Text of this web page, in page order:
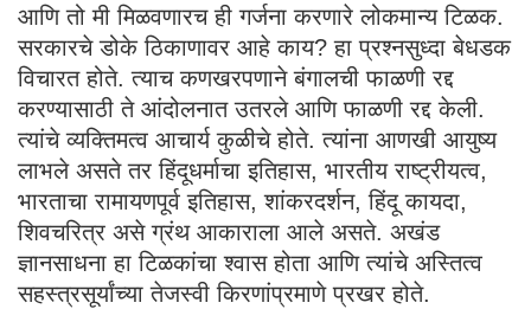
आणि तो मी मिळवणारच ही गर्जना करणारे लोकमान्य टिळक.
सरकारचे डोके ठिकाणावर आहे काय? हा प्रश्‍नसुध्दा बेधडक
विचारत होते. त्याच कणखरपणाने बंगालची फाळणी रद्द
करण्यासाठी ते आंदोलनात उतरले आणि फाळणी र­द्द केली.
त्यांचे व्यक्तिमत्व आचार्य कुळीचे होते. त्यांना आणखी आयुष्य
लाभले असते तर हिंदूधर्माचा इतिहास, भारतीय राष्ट्रीयत्व,
भारताचा रामायणपूर्व इतिहास, शांकरदर्शन, हिंदू कायदा,
शिवचरित्र असे ग्रंथ आकाराला आले असते. अखंड
ज्ञानसाधना हा टिळकांचा श्‍वास होता आणि त्यांचे अस्तित्व
सहस्त्रसूर्यांच्या तेजस्वी किरणांप्रमाणे प्रखर होते.